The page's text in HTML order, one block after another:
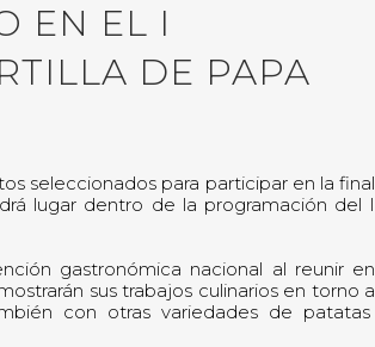
EN EL I
DE PAPA
seleccionados para participar en la final
lugar dentro de la programación del I
gastronómica nacional al reunir en
sus trabajos culinarios en torno a
con otras variedades de patatas